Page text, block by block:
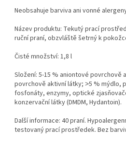
Neobsahuje barviva ani vonné
Název produktu: Tekutý prací
ruční praní, obzvláště šetrný k
Čisté množství: 1,8 l
Složení: 5-15 % aniontové povrchově
povrchově aktivní látky; ˃5 % mýdlo,
fosfonáty, enzymy, optické
konzervační látky (DMDM, Hydantoin).
Další informace: 40 praní.
testovaný prací prostředek. Bez